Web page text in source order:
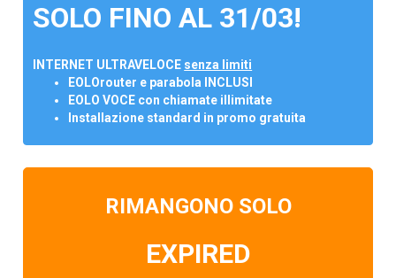
SOLO FINO AL 31/03!
INTERNET ULTRAVELOCE senza limiti
EOLOrouter e parabola INCLUSI
EOLO VOCE con chiamate illimitate
Installazione standard in promo gratuita
RIMANGONO SOLO
EXPIRED